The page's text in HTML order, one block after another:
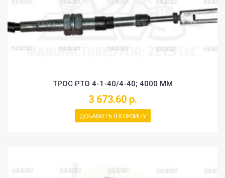
ТРОС PTO 4-1-40/4-40; 4000 MM
3 673.60 р.
ДОБАВИТЬ В КОРЗИНУ